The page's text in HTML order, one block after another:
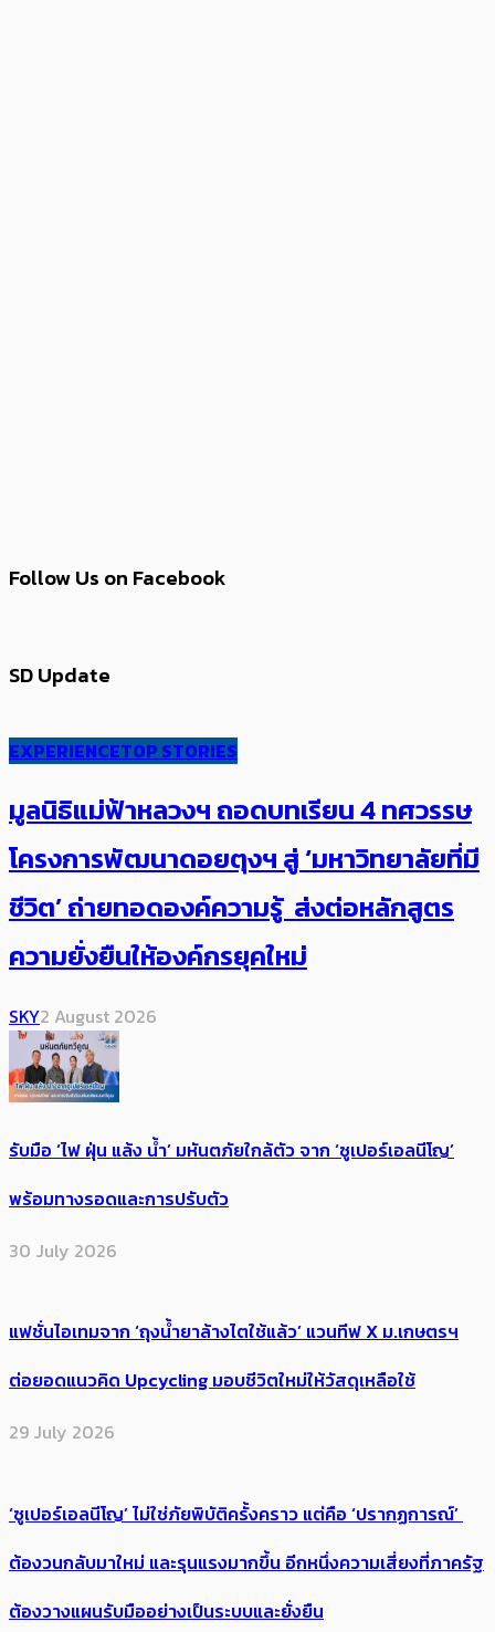
Follow Us on Facebook
SD Update
EXPERIENCETOP STORIES
มูลนิธิแม่ฟ้าหลวงฯ ถอดบทเรียน 4 ทศวรรษ
โครงการพัฒนาดอยตุงฯ สู่ ‘มหาวิทยาลัยที่มี
ชีวิต’ ถ่ายทอดองค์ความรู้ ส่งต่อหลักสูตร
ความยั่งยืนให้องค์กรยุคใหม่
SKY2 August 2026
รับมือ ‘ไฟ ฝุ่น แล้ง น้ำ’ มหันตภัยใกล้ตัว จาก ‘ซูเปอร์เอลนีโญ’
พร้อมทางรอดและการปรับตัว
30 July 2026
แฟชั่นไอเทมจาก ‘ถุงน้ำยาล้างไตใช้แล้ว’ แวนทีฟ X ม.เกษตรฯ
ต่อยอดแนวคิด Upcycling มอบชีวิตใหม่ให้วัสดุเหลือใช้
29 July 2026
‘ซูเปอร์เอลนีโญ’ ไม่ใช่ภัยพิบัติครั้งคราว แต่คือ ‘ปรากฏการณ์’ ​
ต้อง​วนกลับมาใหม่ และรุนแรงมากขึ้น อีกหนึ่งความเสี่ยงที่ภาครัฐ
ต้องวางแผนรับมืออย่างเป็นระบบและยั่งยืน